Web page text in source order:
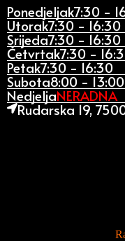
Ponedjeljak7:30 -
Utorak7:30 - 16:30
Srijeda7:30 - 16:30
Četvrtak7:30 -
Petak7:30 - 16:30
Subota8:00 - 13:00
NedjeljaNERADNA
Rudarska 19,